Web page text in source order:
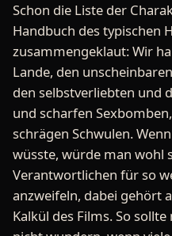
Schon die Liste der
Handbuch des typischen
zusammengeklaut: Wir
Lande, den
den selbstverliebten und
und scharfen
schrägen Schwulen.
wüsste, würde man wohl
Verantwortlichen für so
anzweifeln, dabei gehört
Kalkül des Films. So